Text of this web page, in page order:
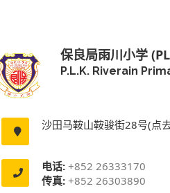
保良局雨川小学
P.L.K. Riverain
沙田马鞍山鞍骏街28号(点
电话: +852 26333170
传真: +852 26303890